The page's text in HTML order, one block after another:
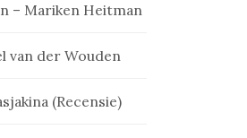
– Mariken Heitman
van der Wouden
(Recensie)